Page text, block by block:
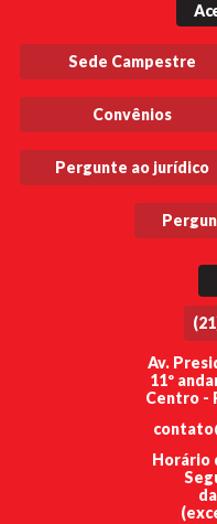
Sede Campestre
Convênios
Pergunte ao jurídico
Av.
11º
Centro -
Horário